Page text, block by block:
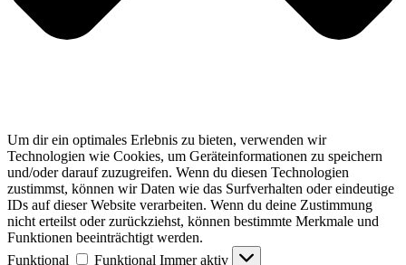
Um dir ein optimales Erlebnis zu bieten, verwenden wir
Technologien wie Cookies, um Geräteinformationen zu speichern
und/oder darauf zuzugreifen. Wenn du diesen Technologien
zustimmst, können wir Daten wie das Surfverhalten oder eindeutige
IDs auf dieser Website verarbeiten. Wenn du deine Zustimmung
nicht erteilst oder zurückziehst, können bestimmte Merkmale und
Funktionen beeinträchtigt werden.
Funktional
Funktional Immer aktiv